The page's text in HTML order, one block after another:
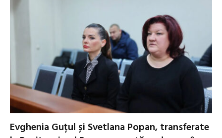
Evghenia Guțul și Svetlana Popan, transferate